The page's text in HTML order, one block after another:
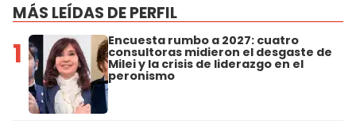
MÁS LEÍDAS DE PERFIL
1 Encuesta rumbo a 2027: cuatro
consultoras midieron el desgaste de
Milei y la crisis de liderazgo en el
peronismo